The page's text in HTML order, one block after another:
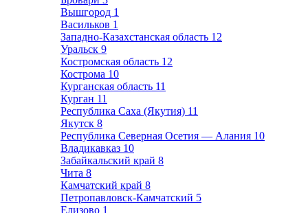
Вышгород 1
Васильков 1
Западно-Казахстанская область 12
Уральск 9
Костромская область 12
Кострома 10
Курганская область 11
Курган 11
Республика Саха (Якутия) 11
Якутск 8
Республика Северная Осетия — Алания 10
Владикавказ 10
Забайкальский край 8
Чита 8
Камчатский край 8
Петропавловск-Камчатский 5
Елизово 1